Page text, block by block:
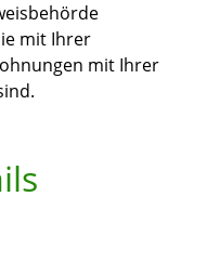
mit Ihrer
mit Ihrer